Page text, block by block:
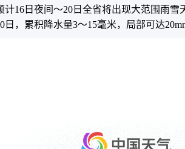
计16日夜间～20日全省将出现大范围雨
日，累积降水量3～15毫米，局部可达